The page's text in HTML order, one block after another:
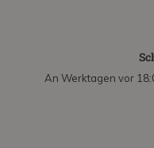
An Werktagen vor